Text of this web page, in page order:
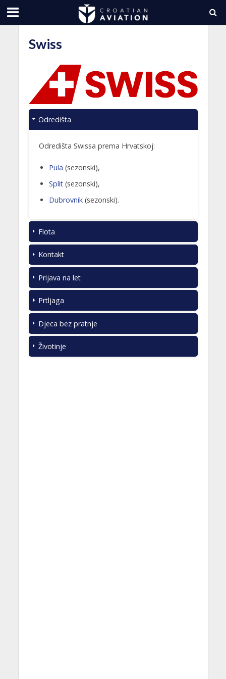
Swiss
Odredišta
Odredišta Swissa prema Hrvatskoj:
Pula (sezonski),
Split(sezonski),
Dubrovnik(sezonski).
Flota
Kontakt
Prijava na let
Prtljaga
Djeca bez pratnje
Životinje